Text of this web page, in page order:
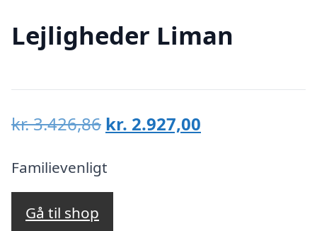
Lejligheder Liman
kr.3.426,86 Den
pris
var:
kr. 2.927,00
Familievenligt
Gå til shop